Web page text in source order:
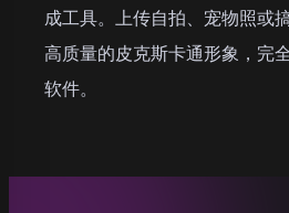
成工具。上传自拍、宠物照或
高质量的皮克斯卡通形象，完
软件。